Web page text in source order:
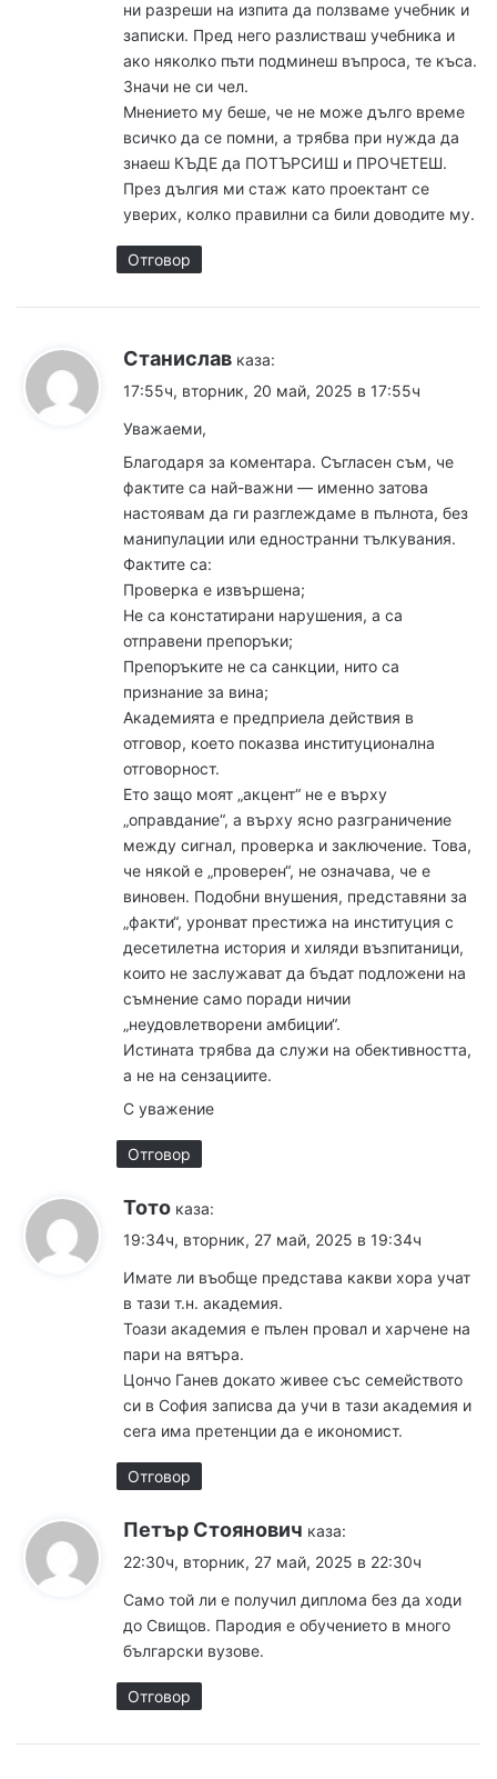
ни разреши на изпита да ползваме учебник и
записки. Пред него разлистваш учебника и
ако няколко пъти подминеш въпроса, те къса.
Значи не си чел.
Мнението му беше, че не може дълго време
всичко да се помни, а трябва при нужда да
знаеш КЪДЕ да ПОТЪРСИШ и ПРОЧЕТЕШ.
През дългия ми стаж като проектант се
уверих, колко правилни са били доводите му.
Отговор
Станислав каза:
17:55ч, вторник, 20 май, 2025 в 17:55ч
Уважаеми,
Благодаря за коментара. Съгласен съм, че
фактите са най-важни — именно затова
настоявам да ги разглеждаме в пълнота, без
манипулации или едностранни тълкувания.
Фактите са:
Проверка е извършена;
Не са констатирани нарушения, а са
отправени препоръки;
Препоръките не са санкции, нито са
признание за вина;
Академията е предприела действия в
отговор, което показва институционална
отговорност.
Ето защо моят „акцент“ не е върху
„оправдание“, а върху ясно разграничение
между сигнал, проверка и заключение. Това,
че някой е „проверен“, не означава, че е
виновен. Подобни внушения, представяни за
„факти“, уронват престижа на институция с
десетилетна история и хиляди възпитаници,
които не заслужават да бъдат подложени на
съмнение само поради ничии
„неудовлетворени амбиции“.
Истината трябва да служи на обективността,
а не на сензациите.
С уважение
Отговор
Тото каза:
19:34ч, вторник, 27 май, 2025 в 19:34ч
Имате ли въобще представа какви хора учат
в тази т.н. академия.
Тоази академия е пълен провал и харчене на
пари на вятъра.
Цончо Ганев докато живее със семейството
си в София записва да учи в тази академия и
сега има претенции да е икономист.
Отговор
Петър Стоянович каза:
22:30ч, вторник, 27 май, 2025 в 22:30ч
Само той ли е получил диплома без да ходи
до Свищов. Пародия е обучението в много
български вузове.
Отговор